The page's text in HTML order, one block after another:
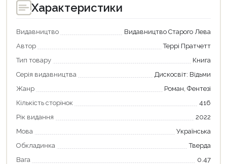
Характеристики
Видавництво
Видавництво Старого Лева
Автор
Террі Пратчетт
Тип товару
Книга
Серія видавництва
Дискосвіт: Відьми
Жанр
Роман, Фентезі
Кількість сторінок
416
Рік видання
2022
Мова
Українська
Обкладинка
Тверда
Вага
0.47